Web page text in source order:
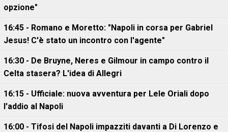
opzione"
16:45 - Romano e Moretto: "Napoli in corsa per Gabriel
Jesus! C'è stato un incontro con l'agente"
16:30 - De Bruyne, Neres e Gilmour in campo contro il
Celta stasera? L'idea di Allegri
16:15 - Ufficiale: nuova avventura per Lele Oriali dopo
l'addio al Napoli
16:00 - Tifosi del Napoli impazziti davanti a Di Lorenzo e